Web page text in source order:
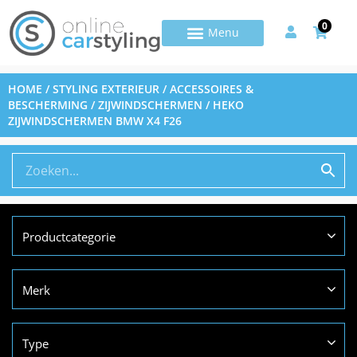
0
HOME /STYLING EXTERIEUR /ACCESSOIRES &
BESCHERMING /ZIJWINDSCHERMEN / HEKO
ZIJWINDSCHERMEN BMW X4 F26
Productcategorie
Merk
Type